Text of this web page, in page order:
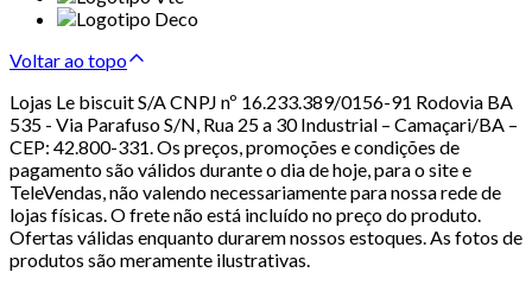
Voltar ao topo
Lojas Le biscuit S/A CNPJ nº 16.233.389/0156-91 Rodovia BA
535 - Via Parafuso S/N, Rua 25 a 30 Industrial – Camaçari/BA –
CEP: 42.800-331. Os preços, promoções e condições de
pagamento são válidos durante o dia de hoje, para o site e
TeleVendas, não valendo necessariamente para nossa rede de
lojas físicas. O frete não está incluído no preço do produto.
Ofertas válidas enquanto durarem nossos estoques. As fotos de
produtos são meramente ilustrativas.